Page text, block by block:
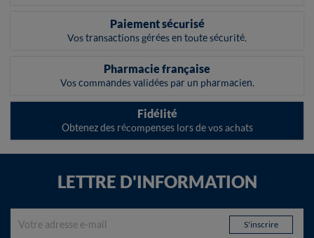
Paiement sécurisé
Vos transactions gérées en toute sécurité.
Pharmacie française
Vos commandes validées par un pharmacien.
Fidélité
Obtenez des récompenses lors de vos achats
LETTRE D'INFORMATION